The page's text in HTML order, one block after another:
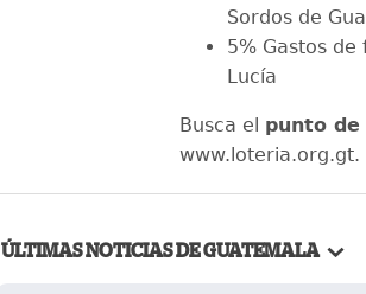
Sordos de
5% Gastos
Lucía
Busca el punto de
www.loteria.org.gt.
ÚLTIMAS NOTICIAS DE GUATEMALA